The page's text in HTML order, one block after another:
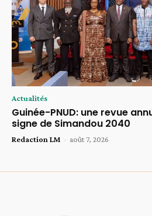
Actualités
Guinée-PNUD: une revue
signe de Simandou 2040
Redaction LM - août 7, 2026